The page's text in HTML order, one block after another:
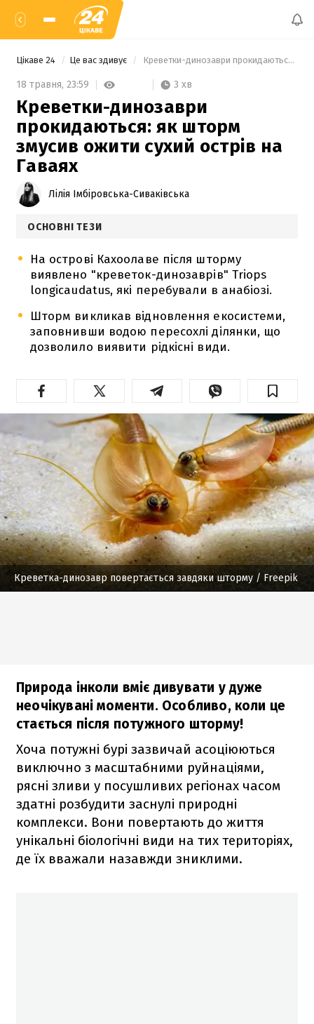
Цікаве 24 Це вас здивує Креветки-динозаври прокидаються: як шторм змусив ожити сухий острів на Гаваях
18 травня, 23:59 3 хв
Креветки-динозаври
прокидаються: як шторм
змусив ожити сухий острів на
Гаваях
Лілія Імбіровська-Сиваківська
ОСНОВНІ ТЕЗИ
На острові Кахоолаве після шторму
виявлено "креветок-динозаврів" Triops
longicaudatus, які перебували в анабіозі.
Шторм викликав відновлення екосистеми,
заповнивши водою пересохлі ділянки, що
дозволило виявити рідкісні види.
Креветка-динозавр повертається завдяки шторму / Freepik
Природа інколи вміє дивувати у дуже
неочікувані моменти. Особливо, коли це
стається після потужного шторму!
Хоча потужні бурі зазвичай асоціюються
виключно з масштабними руйнаціями,
рясні зливи у посушливих регіонах часом
здатні розбудити заснулі природні
комплекси. Вони повертають до життя
унікальні біологічні види на тих територіях,
де їх вважали назавжди зниклими.